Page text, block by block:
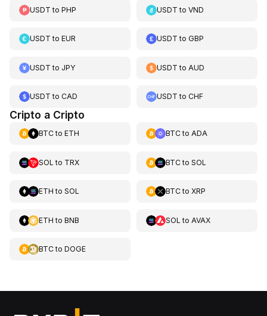
USDT to PHP USDT toVND
USDT to EUR USDT toGBP
USDT to JPY USDT to AUD
USDT to CAD USDT toCHF
Cripto a Cripto
BTCto ETH BTCto ADA
SOL to TRX BTCto SOL
ETH to SOL BTCto XRP
ETH to BNB SOL to AVAX
BTCto DOGE